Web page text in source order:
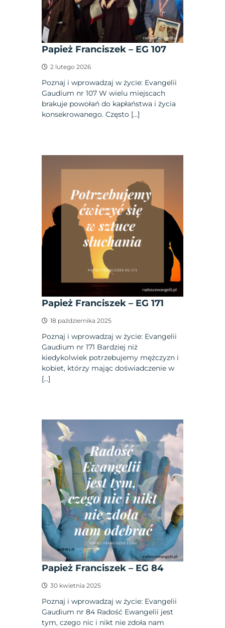
Papież Franciszek – EG 107
2 lutego 2026
Poznaj i wprowadzaj w życie: Evangelii
Gaudium nr 107 W wielu miejscach
brakuje powołań do kapłaństwa i życia
konsekrowanego. Często […]
Papież Franciszek – EG 171
18 października 2025
Poznaj i wprowadzaj w życie: Evangelii
Gaudium nr 171 Bardziej niż
kiedykolwiek potrzebujemy mężczyzn i
kobiet, którzy mając doświadczenie w
[…]
Papież Franciszek – EG 84
30 kwietnia 2025
Poznaj i wprowadzaj w życie: Evangelii
Gaudium nr 84 Radość Ewangelii jest
tym, czego nic i nikt nie zdoła nam